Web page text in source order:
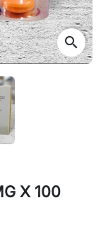
search
X 100